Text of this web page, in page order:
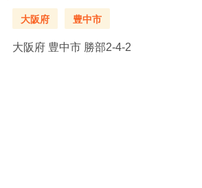
大阪府 豊中市
大阪府 豊中市 勝部2-4-2